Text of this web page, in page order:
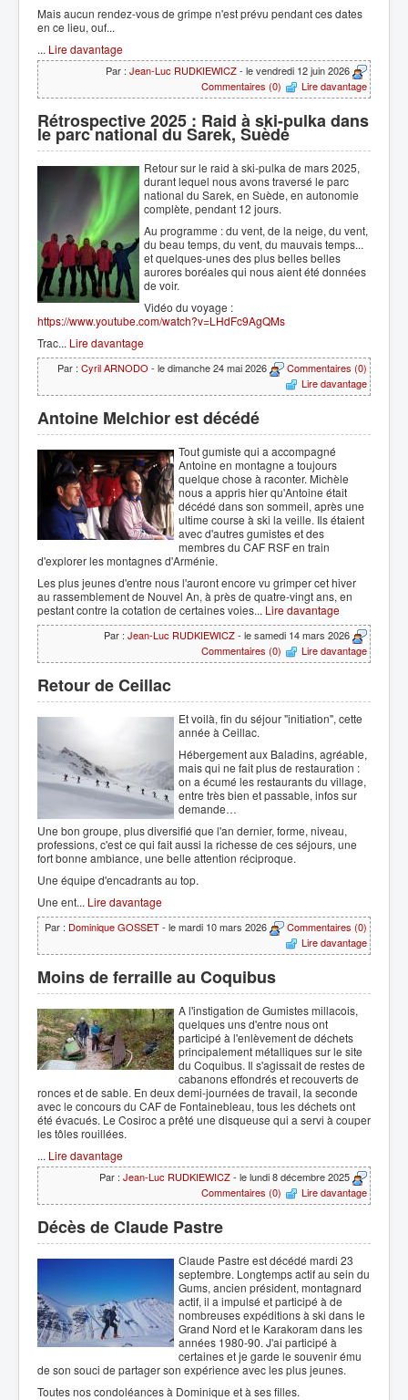
Mais aucun rendez-vous de grimpe n'est prévu pendant ces dates
en ce lieu, ouf...
... Lire davantage
Par : Jean-Luc RUDKIEWICZ- le vendredi 12 juin 2026
Commentaires (0)
Lire davantage
Rétrospective 2025 : Raid à ski-pulka dans
le parc national du Sarek, Suède
Retour sur le raid à ski-pulka de mars 2025,
durant lequel nous avons traversé le parc
national du Sarek, en Suède, en autonomie
complète, pendant 12 jours.
Au programme : du vent, de la neige, du vent,
du beau temps, du vent, du mauvais temps...
et quelques-unes des plus belles belles
aurores boréales qui nous aient été données
de voir.
Vidéo du voyage :
https://www.youtube.com/watch?v=LHdFc9AgQMs
Trac... Lire davantage
Par : Cyril ARNODO - le dimanche 24 mai 2026
Commentaires (0)
Lire davantage
Antoine Melchior est décédé
Tout gumiste qui a accompagné
Antoine en montagne a toujours
quelque chose à raconter. Michèle
nous a appris hier qu'Antoine était
décédé dans son sommeil, après une
ultime course à ski la veille. Ils étaient
avec d'autres gumistes et des
membres du CAF RSF en train
d'explorer les montagnes d'Arménie.
Les plus jeunes d'entre nous l'auront encore vu grimper cet hiver
au rassemblement de Nouvel An, à près de quatre-vingt ans, en
pestant contre la cotation de certaines voies... Lire davantage
Par : Jean-Luc RUDKIEWICZ- le samedi 14 mars 2026
Commentaires (0)
Lire davantage
Retour de Ceillac
Et voilà, fin du séjour "initiation", cette
année à Ceillac.
Hébergement aux Baladins, agréable,
mais qui ne fait plus de restauration :
on a écumé les restaurants du village,
entre très bien et passable, infos sur
demande…
Une bon groupe, plus diversifié que l'an dernier, forme, niveau,
professions, c'est ce qui fait aussi la richesse de ces séjours, une
fort bonne ambiance, une belle attention réciproque.
Une équipe d'encadrants au top.
Une ent... Lire davantage
Par : Dominique GOSSET- le mardi 10 mars 2026
Commentaires (0)
Lire davantage
Moins de ferraille au Coquibus
A l'instigation de Gumistes millacois,
quelques uns d'entre nous ont
participé à l'enlèvement de déchets
principalement métalliques sur le site
du Coquibus. Il s'agissait de restes de
cabanons effondrés et recouverts de
ronces et de sable. En deux demi-journées de travail, la seconde
avec le concours du CAF de Fontainebleau, tous les déchets ont
été évacués. Le Cosiroc a prêté une disqueuse qui a servi à couper
les tôles rouillées.
... Lire davantage
Par : Jean-Luc RUDKIEWICZ- le lundi 8 décembre 2025
Commentaires (0)
Lire davantage
Décès de Claude Pastre
Claude Pastre est décédé mardi 23
septembre. Longtemps actif au sein du
Gums, ancien président, montagnard
actif, il a impulsé et participé à de
nombreuses expéditions à ski dans le
Grand Nord et le Karakoram dans les
années 1980-90. J'ai participé à
certaines et je garde le souvenir ému
de son souci de partager son expérience avec les plus jeunes.
Toutes nos condoléances à Dominique et à ses filles.